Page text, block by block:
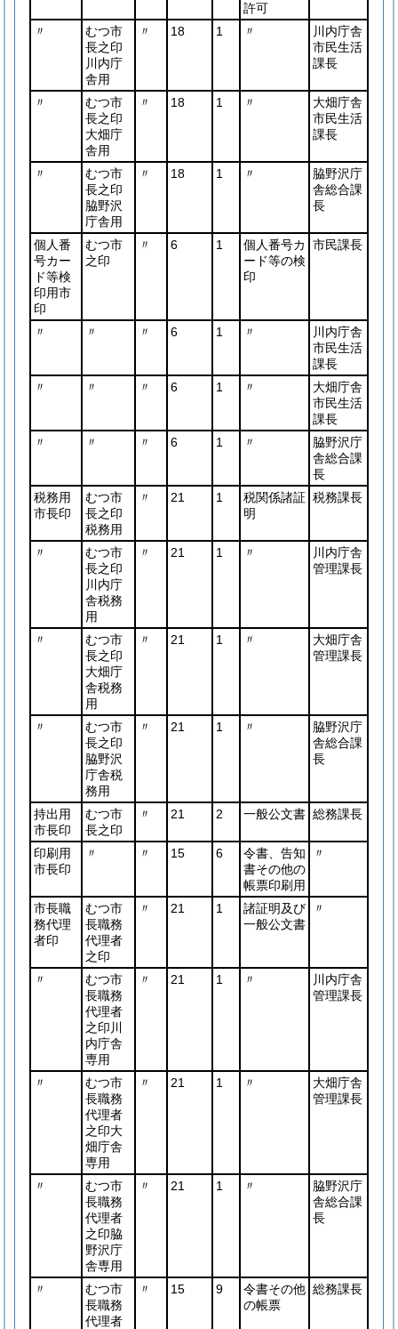
許可
〃
むつ市
長之印
川内庁
舎用
〃 18 1 〃
川内庁舎
市民生活
課長
〃
むつ市
長之印
大畑庁
舎用
〃 18 1 〃
大畑庁舎
市民生活
課長
〃
むつ市
長之印
脇野沢
庁舎用
〃 18 1 〃
脇野沢庁
舎総合課
長
個人番
号カー
ド等検
印用市
印
むつ市
之印
〃 6 1
個人番号カ
ード等の検
印
市民課長
〃 〃 〃 6 1 〃
川内庁舎
市民生活
課長
〃
〃 〃 6 1 〃
大畑庁舎
市民生活
課長
〃
〃 〃 6 1 〃
脇野沢庁
舎総合課
長
税務用
市長印
むつ市
長之印
税務用
〃 21 1
税関係諸証
明
税務課長
〃
むつ市
長之印
川内庁
舎税務
用
〃 21 1 〃
川内庁舎
管理課長
〃
むつ市
長之印
大畑庁
舎税務
用
〃 21 1 〃
大畑庁舎
管理課長
〃
むつ市
長之印
脇野沢
庁舎税
務用
〃 21 1 〃
脇野沢庁
舎総合課
長
持出用
市長印
むつ市
長之印
〃 21 2 一般公文書 総務課長
印刷用
市長印
〃 〃 15 6
令書、告知
書その他の
帳票印刷用
〃
市長職
務代理
者印
むつ市
長職務
代理者
之印
〃 21 1
諸証明及び
一般公文書
〃
〃
むつ市
長職務
代理者
之印川
内庁舎
専用
〃 21 1 〃
川内庁舎
管理課長
〃
むつ市
長職務
代理者
之印大
畑庁舎
専用
〃 21 1 〃
大畑庁舎
管理課長
〃
むつ市
長職務
代理者
之印脇
野沢庁
舎専用
〃 21 1 〃
脇野沢庁
舎総合課
長
〃
むつ市
長職務
代理者
〃 15 9
令書その他
の帳票
総務課長